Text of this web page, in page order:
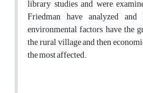
library studies and were
Friedman have analyzed
environmental factors have the
the rural village and then
the most affected.